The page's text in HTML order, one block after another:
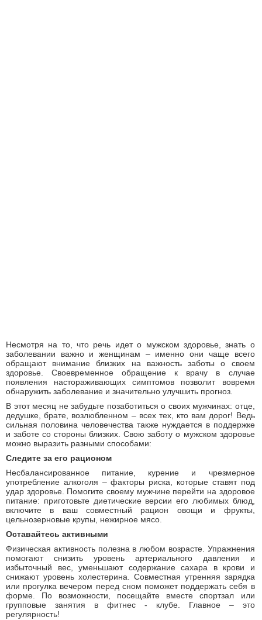
Несмотря на то, что речь идет о мужском здоровье, знать о
заболевании важно и женщинам – именно они чаще всего
обращают внимание близких на важность заботы о своем
здоровье. Своевременное обращение к врачу в случае
появления настораживающих симптомов позволит вовремя
обнаружить заболевание и значительно улучшить прогноз.
В этот месяц не забудьте позаботиться о своих мужчинах: отце,
дедушке, брате, возлюбленном – всех тех, кто вам дорог! Ведь
сильная половина человечества также нуждается в поддержке
и заботе со стороны близких. Свою заботу о мужском здоровье
можно выразить разными способами:
Следите за его рационом
Несбалансированное питание, курение и чрезмерное
употребление алкоголя – факторы риска, которые ставят под
удар здоровье. Помогите своему мужчине перейти на здоровое
питание: приготовьте диетические версии его любимых блюд,
включите в ваш совместный рацион овощи и фрукты,
цельнозерновые крупы, нежирное мясо.
Оставайтесь активными
Физическая активность полезна в любом возрасте. Упражнения
помогают снизить уровень артериального давления и
избыточный вес, уменьшают содержание сахара в крови и
снижают уровень холестерина. Совместная утренняя зарядка
или прогулка вечером перед сном поможет поддержать себя в
форме. По возможности, посещайте вместе спортзал или
групповые занятия в фитнес - клубе. Главное – это
регулярность!